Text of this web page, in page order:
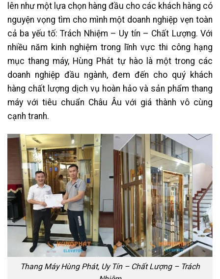
lên như một lựa chọn hàng đầu cho các khách hàng có
nguyện vọng tìm cho mình một doanh nghiệp vẹn toàn
cả ba yếu tố: Trách Nhiệm – Uy tín – Chất Lượng. Với
nhiều năm kinh nghiệm trong lĩnh vực thi công hạng
mục thang máy, Hùng Phát tự hào là một trong các
doanh nghiệp đầu ngành, đem đến cho quý khách
hàng chất lượng dịch vụ hoàn hảo và sản phẩm thang
máy với tiêu chuẩn Châu Âu với giá thành vô cùng
cạnh tranh.
Thang Máy Hùng Phát, Uy Tín – Chất Lượng – Trách